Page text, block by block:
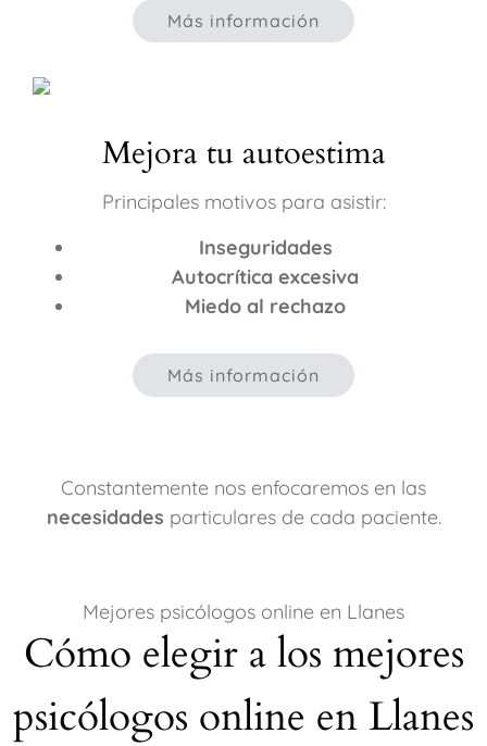
Más información
Mejora tu autoestima
Principales motivos para asistir:
Inseguridades
Autocrítica excesiva
Miedo al rechazo
Más información
Constantemente nos enfocaremos en las
necesidades particulares de cada paciente.
Mejores psicólogos online en Llanes
Cómo elegir a los mejores
psicólogos online en Llanes